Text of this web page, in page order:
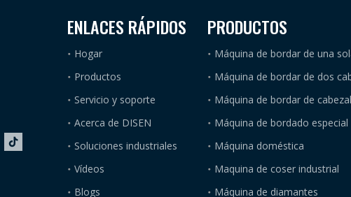
ENLACES RÁPIDOS
Hogar
Productos
Servicio y soporte
Acerca de DISEN
Soluciones industriales
Vídeos
Blogs
PRODUCTOS
Máquina de bordar de una
Máquina de bordar de dos
Máquina de bordado especial
Máquina doméstica
Maquina de coser industrial
Máquina de diamantes